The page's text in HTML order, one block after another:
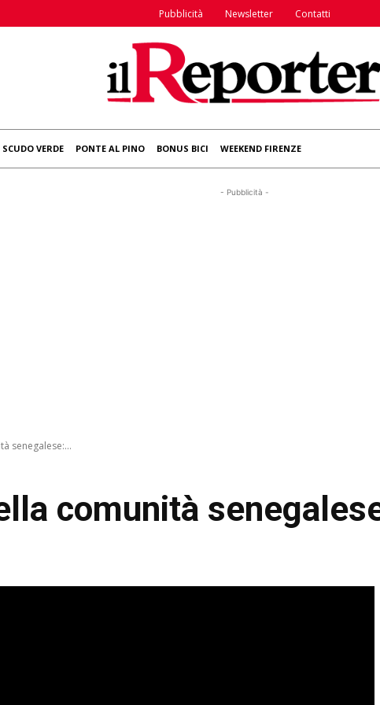
Pubblicità Newsletter Contatti
SCUDO VERDE PONTE AL PINO BONUS BICI WEEKEND FIRENZE
- Pubblicità -
senegalese:...
comunità